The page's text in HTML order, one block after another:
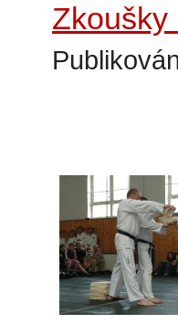
Zkoušky